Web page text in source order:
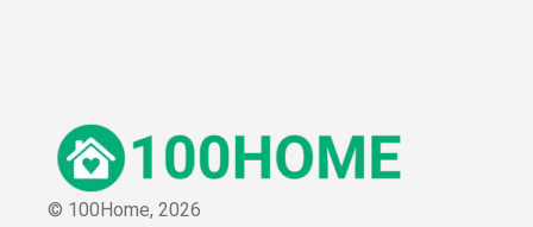
© 100Home, 2026